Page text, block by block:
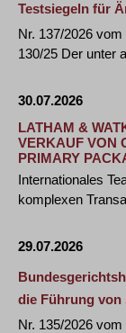
Testsiegeln für
Nr. 137/2026
130/25 Der unter
30.07.2026
LATHAM &
VERKAUF VON
PRIMARY
Internationales
komplexen
29.07.2026
die Führung von
Nr. 135/2026